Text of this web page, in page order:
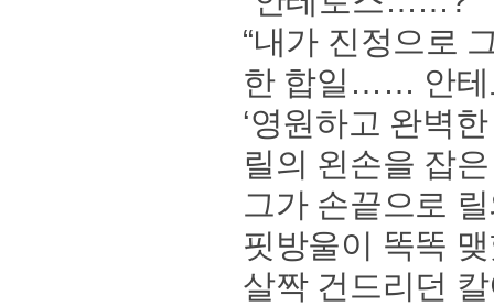
“내가 진정으로
한 합일…… 안테
‘영원하고 완벽
릴의 왼손을 잡
그가 손끝으로
핏방울이 똑똑
살짝 건드리던